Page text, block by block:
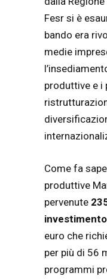
Fesr si è
bando era
medie
produttive e i
Come fa
produttive
pervenute
investimento
euro che
per più di 56
programmi